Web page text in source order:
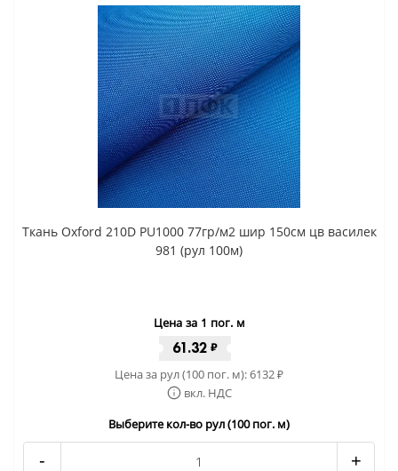
Ткань Oxford 210D PU1000 77гр/м2 шир 150см цв василек
981 (рул 100м)
Цена за 1 пог. м
61.32 ₽
Цена за рул (100 пог. м):6132₽
вкл. НДС
Выберите кол-во рул (100 пог. м)
- +